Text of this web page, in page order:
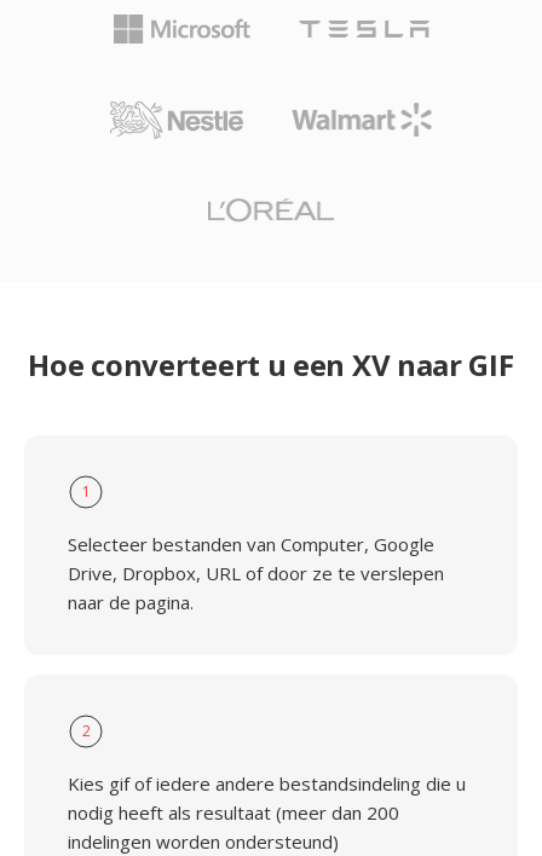
Hoe converteert u een XV naar GIF
1
Selecteer bestanden van Computer, Google
Drive, Dropbox, URL of door ze te verslepen
naar de pagina.
2
Kies gif of iedere andere bestandsindeling die u
nodig heeft als resultaat (meer dan 200
indelingen worden ondersteund)